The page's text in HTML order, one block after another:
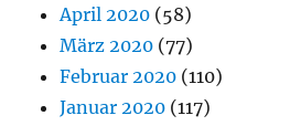
April 2020 (58)
März 2020 (77)
Februar 2020 (110)
Januar 2020 (117)